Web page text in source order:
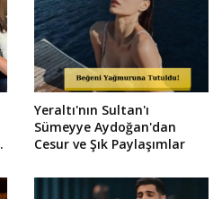
Yeraltı'nın Sultan'ı
Sümeyye Aydoğan'dan
Cesur ve Şık Paylaşımlar